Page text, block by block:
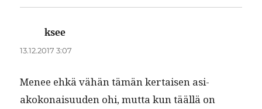
ksee
13.12.2017 3:07
Menee ehkä vähän tämän ker­taisen asi­
akokon­aisu­u­den ohi, mut­ta kun tääl­lä on